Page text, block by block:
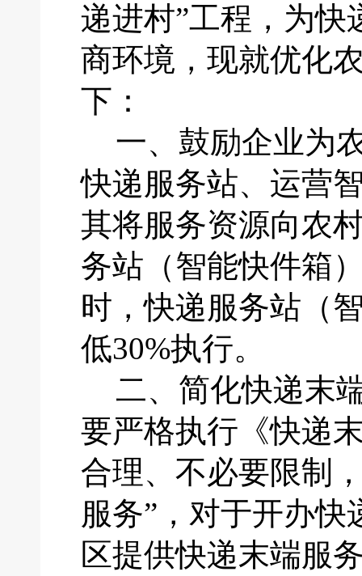
递进村”工程，为
商环境，现就优化
下：
一、 鼓励企业为
快递服务站、运营
其将服务资源向农
务站（智能快件箱
时，快递服务站（
低30%执行。
二、 简化快递末
要严格执行《快递
合理、不必要限制
服务”，对于开办
区提供快递末端服